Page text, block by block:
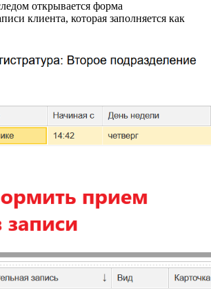
открывается форма
клиента, которая заполняется как